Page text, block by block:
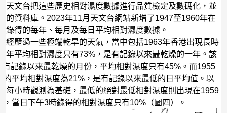
天文台把這些歷史相對濕度數據進行品質檢定及數碼化，並
的資料庫。2023年11月天文台網站新增了1947至1960年在
錄得的每年、每月及每日平均相對濕度數據。
經歷過一些極端乾旱的天氣，當中包括1963年香港出現長時
年平均相對濕度只有73%，是有記錄以來最乾燥的一年。該
有記錄以來最乾燥的月份，平均相對濕度只有45%。而1955
的平均相對濕度為21%，是有記錄以來最低的日平均值。以
每小時觀測為基礎，最低的絕對最低相對濕度則出現在1959
，當日下午3時錄得的相對濕度只有10%（圖四）。